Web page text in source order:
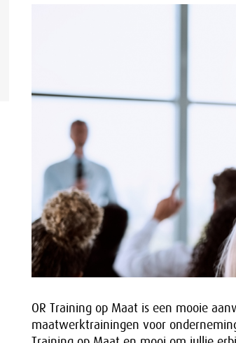
OR Training op Maat is een mooie
maatwerktrainingen voor